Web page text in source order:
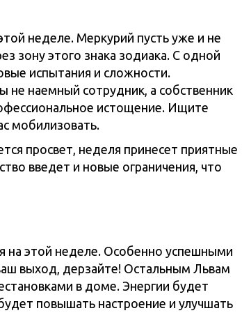
неделе. Меркурий пусть уже и не
зону этого знака зодиака. С одной
испытания и сложности.
не наемный сотрудник, а собственник
истощение. Ищите
мобилизовать.
просвет, неделя принесет приятные
введет и новые ограничения, что
на этой неделе. Особенно успешными
выход, дерзайте! Остальным Львам
в доме. Энергии будет
повышать настроение и улучшать